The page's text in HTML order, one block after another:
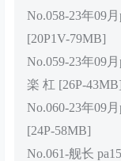
No.058-23年09
[20P1V-79MB]
No.059-23年09
楽 杠 [26P-43MB]
No.060-23年09
[24P-58MB]
No.061-舰长